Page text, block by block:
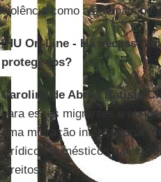
violência como as demais
IHU On-Line - Há
protegê-los?
Carolina de Abreu Batista
para esses migrantes e
uma migração internacional;
jurídicos domésticos são
direitos.